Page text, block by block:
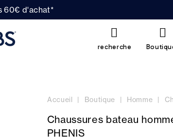
60€ d'achat*
recherche
Accueil Boutique Homme
Chaussures bateau
PHENIS